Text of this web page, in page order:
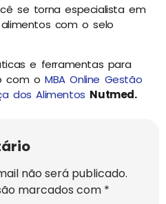
se torna especialista em
com o selo
e ferramentas para
com oMBA Online Gestão
dos Alimentos Nutmed.
não será publicado.
marcados com *